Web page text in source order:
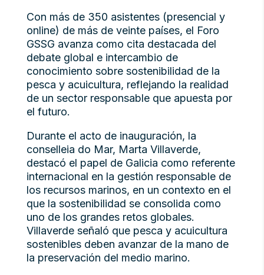
Con más de 350 asistentes (presencial y
online) de más de veinte países, el Foro
GSSG avanza como cita destacada del
debate global e intercambio de
conocimiento sobre sostenibilidad de la
pesca y acuicultura, reflejando la realidad
de un sector responsable que apuesta por
el futuro.
Durante el acto de inauguración, la
conselleia do Mar, Marta Villaverde,
destacó el papel de Galicia como referente
internacional en la gestión responsable de
los recursos marinos, en un contexto en el
que la sostenibilidad se consolida como
uno de los grandes retos globales.
Villaverde señaló que pesca y acuicultura
sostenibles deben avanzar de la mano de
la preservación del medio marino.